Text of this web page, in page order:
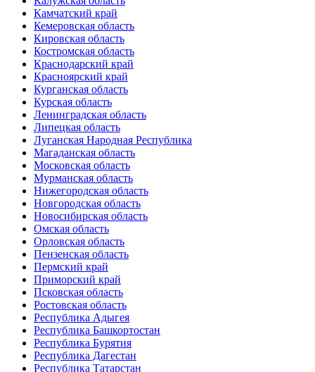
Камчатский край
Кемеровская область
Кировская область
Костромская область
Краснодарский край
Красноярский край
Курганская область
Курская область
Ленинградская область
Липецкая область
Луганская Народная Республика
Магаданская область
Московская область
Мурманская область
Нижегородская область
Новгородская область
Новосибирская область
Омская область
Орловская область
Пензенская область
Пермский край
Приморский край
Псковская область
Ростовская область
Республика Адыгея
Республика Башкортостан
Республика Бурятия
Республика Дагестан
Республика Татарстан